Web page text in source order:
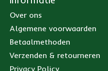
Over ons
Algemene voorwaarden
Betaalmethoden
Verzenden & retourneren
Privacy Policy